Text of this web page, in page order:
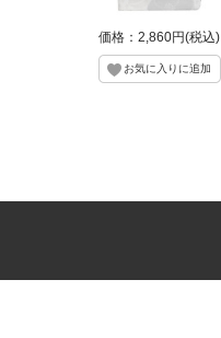
価格：2,860円(税込)